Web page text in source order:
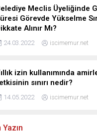
Meclis Üyeliğinde
Görevde Yükselme
Alınır Mı?
24.03.2022 iscimemur.net
izin kullanımında
sınırı nedir?
14.05.2022 iscimemur.net